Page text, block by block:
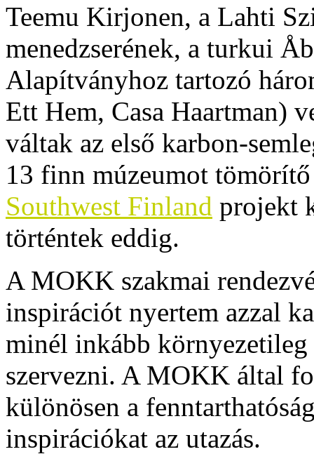
Teemu Kirjonen, a Lahti
menedzserének, a turkui
Alapítványhoz tartozó
Ett Hem, Casa Haartman)
váltak az első karbon-
13 finn múzeumot
Southwest Finland projekt
történtek eddig.
A MOKK szakmai
inspirációt nyertem azzal
minél inkább környezetileg
szervezni. A MOKK által
különösen a
inspirációkat az utazás.